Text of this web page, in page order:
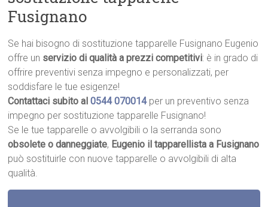
Fusignano
Se hai bisogno di sostituzione tapparelle Fusignano Eugenio
offre un servizio di qualità a prezzi competitivi: è in grado di
offrire preventivi senza impegno e personalizzati, per
soddisfare le tue esigenze!
Contattaci subito al0544 070014 per un preventivo senza
impegno per sostituzione tapparelle Fusignano!
Se le tue tapparelle o avvolgibili o la serranda sono
obsolete o danneggiate, Eugenio il tapparellista a Fusignano
può sostituirle con nuove tapparelle o avvolgibili di alta
qualità.